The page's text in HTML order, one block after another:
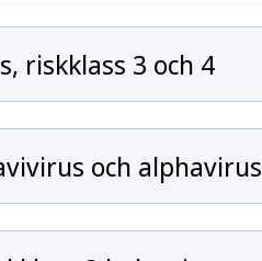
riskklass 3 och 4
och alphavirus